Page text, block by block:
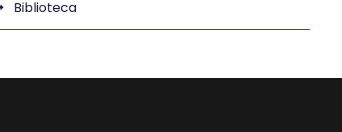
Biblioteca